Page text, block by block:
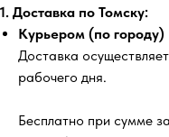
1. Доставка по Томску:
Курьером (по городу)
Доставка
рабочего дня.
Бесплатно при сумме